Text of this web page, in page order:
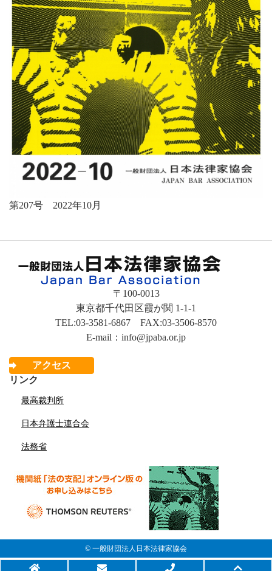
第207号 2022年10月
〒100-0013
東京都千代田区霞が関 1-1-1
TEL:03-3581-6867 FAX:03-3506-8570
E-mail：info@jpaba.or.jp
アクセス
リンク
最高裁判所
日本弁護士連合会
法務省
© 一般財団法人日本法律家協会